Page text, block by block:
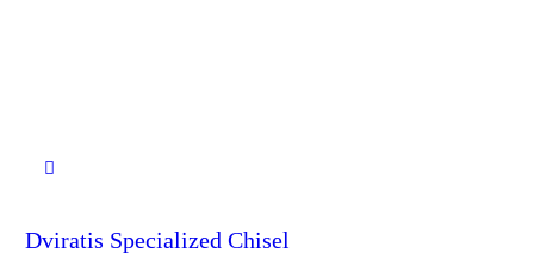
Dviratis Specialized Chisel